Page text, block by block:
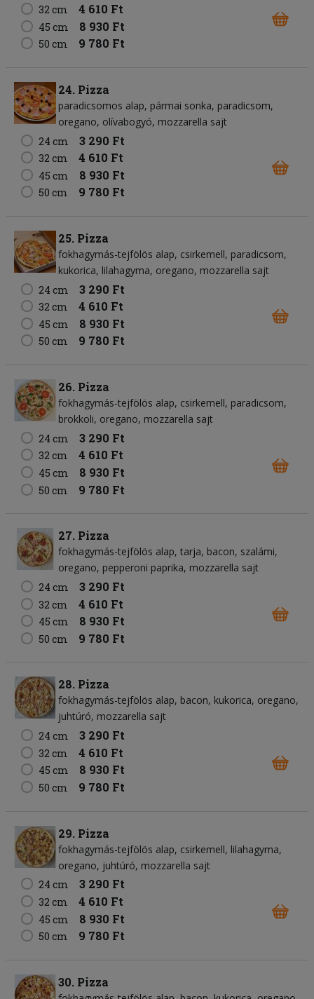
32 cm 4 610 Ft
45 cm 8 930 Ft
50 cm 9 780 Ft
24. Pizza
paradicsomos alap pármai sonka paradicsom
oregano olívabogyó mozzarella sajt
24 cm
3 290 Ft
32 cm 4 610 Ft
45 cm 8 930 Ft
50 cm 9 780 Ft
25. Pizza
fokhagymás-tejfölös alap csirkemell paradicsom
kukorica lilahagyma oregano mozzarella sajt
24 cm
3 290 Ft
32 cm 4 610 Ft
45 cm 8 930 Ft
50 cm 9 780 Ft
26. Pizza
fokhagymás-tejfölös alap csirkemell paradicsom
brokkoli oregano mozzarella sajt
24 cm
3 290 Ft
32 cm 4 610 Ft
45 cm 8 930 Ft
50 cm 9 780 Ft
27. Pizza
fokhagymás-tejfölös alap tarja bacon szalámi
oregano pepperoni paprika mozzarella sajt
24 cm
3 290 Ft
32 cm 4 610 Ft
45 cm 8 930 Ft
50 cm 9 780 Ft
28. Pizza
fokhagymás-tejfölös alap bacon kukorica oregano
juhtúró mozzarella sajt
24 cm
3 290 Ft
32 cm 4 610 Ft
45 cm 8 930 Ft
50 cm 9 780 Ft
29. Pizza
fokhagymás-tejfölös alap csirkemell lilahagyma
oregano juhtúró mozzarella sajt
24 cm
3 290 Ft
32 cm 4 610 Ft
45 cm 8 930 Ft
50 cm 9 780 Ft
30. Pizza